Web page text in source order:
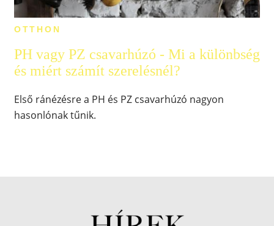
OTTHON
PH vagy PZ csavarhúzó - Mi a különbség
és miért számít szerelésnél?
Első ránézésre a PH és PZ csavarhúzó nagyon
hasonlónak tűnik.